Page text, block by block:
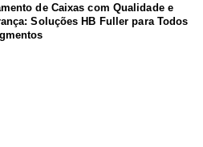
de Caixas com Qualidade e
Soluções HB Fuller para Todos